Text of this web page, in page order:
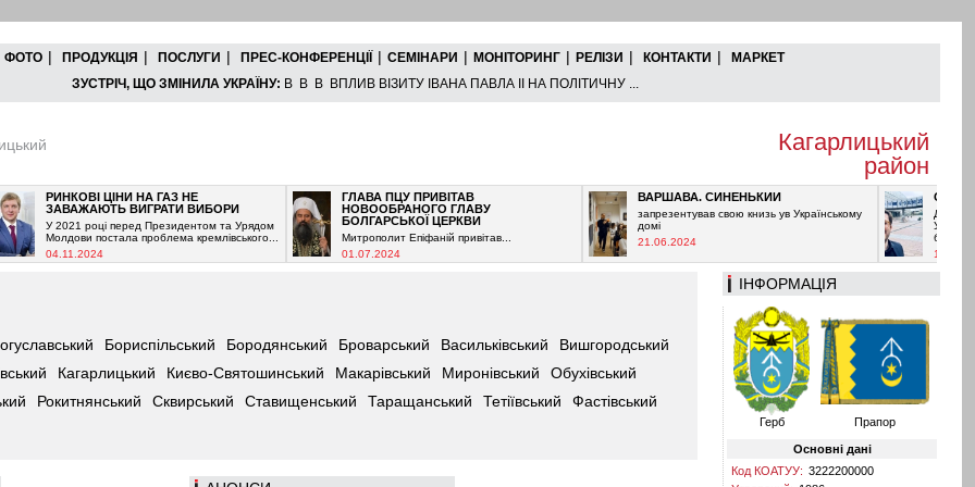
ФОТО | ПРОДУКЦІЯ | ПОСЛУГИ | ПРЕС-КОНФЕРЕНЦІЇ | СЕМІНАРИ | МОНІТОРИНГ | РЕЛІЗИ | КОНТАКТИ |
МАРКЕТ
ЗУСТРІЧ, ЩО ЗМІНИЛА УКРАЇНУ: В В В ВПЛИВ ВІЗИТУ ІВАНА ПАВЛА ІІ НА ПОЛІТИЧНУ ...
Кагарлицький
район
РИНКОВІ ЦІНИ НА ГАЗ НЕ
ЗАВАЖАЮТЬ ВИГРАТИ ВИБОРИ
У 2021 році перед Президентом та Урядом
Молдови постала проблема кремлівського...
04.11.2024
ГЛАВА ПЦУ ПРИВІТАВ
НОВООБРАНОГО ГЛАВУ
БОЛГАРСЬКОЇ ЦЕРКВИ
Митрополит Епіфаній привітав...
01.07.2024
ВАРШАВА. СИНЕНЬКИЙ
запрезентував свою книзь ув Українському
домі
21.06.2024
ОРБАН
Дуже
Угорщині,
багато хто
11.06.2024
ІНФОРМАЦІЯ
Герб Прапор
Основні дані
Код КОАТУУ: 3222200000
Бориспільський Бородянський Броварський Васильківський
Вишгородський
Кагарлицький Києво-Святошинський Макарівський Миронівський
Обухівський
Рокитнянський Сквирський Ставищенський Таращанський Тетіївський
Фастівський